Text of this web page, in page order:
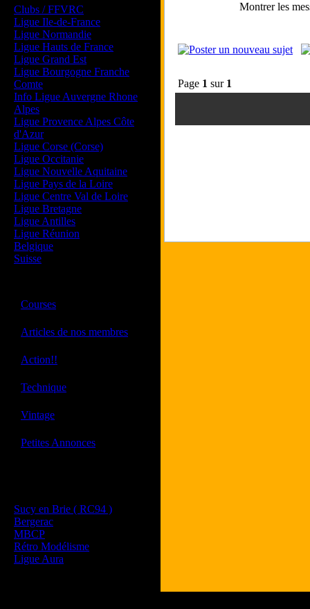
Clubs / FFVRC
Ligue Ile-de-France
Ligue Normandie
Ligue Hauts de France
Ligue Grand Est
Ligue Bourgogne Franche
Comte
Info Ligue Auvergne Rhone
Alpes
Ligue Provence Alpes Côte
d'Azur
Ligue Corse (Corse)
Ligue Occitanie
Ligue Nouvelle Aquitaine
Ligue Pays de la Loire
Ligue Centre Val de Loire
Ligue Bretagne
Ligue Antilles
Ligue Réunion
Belgique
Suisse
Courses
Articles de nos membres
Action!!
Technique
Vintage
Petites Annonces
Sucy en Brie ( RC94 )
Bergerac
MBCP
Rétro Modélisme
Ligue Aura
Montrer les
Page 1 sur 1